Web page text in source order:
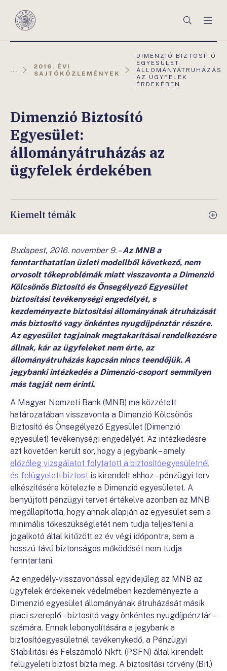
Magyar
Keresés
...
2016. ÉVI
SAJTÓKÖZLEMÉNYEK
AKTUÁLIS
OLDAL:
DIMENZIÓ BIZTOSÍTÓ
EGYESÜLET:
ÁLLOMÁNYÁTRUHÁZÁS
AZ ÜGYFELEK
ÉRDEKÉBEN
Dimenzió Biztosító
Egyesület:
állományátruházás az
ügyfelek érdekében
Kiemelt témák
Budapest, 2016. november 9. –Az MNB a
fenntarthatatlan üzleti modellből következő, nem
orvosolt tőkeproblémák miatt visszavonta a Dimenzió
Kölcsönös Biztosító és Önsegélyező Egyesület
biztosítási tevékenységi engedélyét, s
kezdeményezte biztosítási állományának átruházását
más biztosító vagy önkéntes nyugdíjpénztár részére.
Az egyesület tagjainak megtakarításai rendelkezésre
állnak, kár az ügyfeleket nem érte, az
állományátruházás kapcsán nincs teendőjük. A
jegybanki intézkedés a Dimenzió-csoport semmilyen
más tagját nem érinti.
A Magyar Nemzeti Bank (MNB) ma közzétett
határozatában visszavonta a Dimenzió Kölcsönös
Biztosító és Önsegélyező Egyesület (Dimenzió
egyesület) tevékenységi engedélyét. Az intézkedésre
azt követően került sor, hogy a jegybank – amely
előzőleg vizsgálatot folytatott a biztosítóegyesületnél
és felügyeleti biztost is kirendelt ahhoz – pénzügyi terv
elkészítésére kötelezte a Dimenzió egyesületet. A
benyújtott pénzügyi tervet értékelve azonban az MNB
megállapította, hogy annak alapján az egyesület sem a
minimális tőkeszükségletét nem tudja teljesíteni a
jogalkotó által kitűzött ez év végi időpontra, sem a
hosszú távú biztonságos működését nem tudja
fenntartani.
Az engedély-visszavonással egyidejűleg az MNB az
ügyfelek érdekeinek védelmében kezdeményezte a
Dimenzió egyesület állományának átruházását másik
piaci szereplő – biztosító vagy önkéntes nyugdíjpénztár –
számára. Ennek lebonyolítására a jegybank a
biztosítóegyesületnél tevékenykedő, a Pénzügyi
Stabilitási és Felszámoló Nkft. (PSFN) által kirendelt
felügyeleti biztost bízta meg. A biztosítási törvény (Bit.)